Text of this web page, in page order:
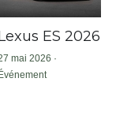
ES 2026
mai 2026 ·
Événement